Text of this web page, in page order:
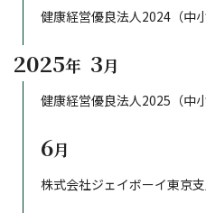
健康経営優良法人2024（中
2025年 3月
健康経営優良法人2025（中
6月
株式会社ジェイボーイ東京